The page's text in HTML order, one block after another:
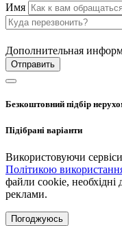
Имя
Дополнительная
Отправить
Безкоштовний підбір
Підібрані варіанти
Використовуючи сервіси
Політикою
файли cookie, необхідні
реклами.
Погоджуюсь